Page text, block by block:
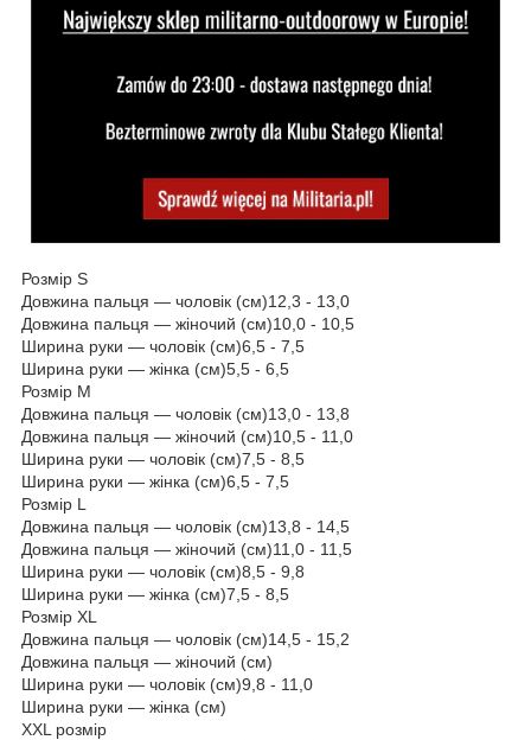
Розмір S
Довжина пальця — чоловік (см)12,3 - 13,0
Довжина пальця — жіночий (см)10,0 - 10,5
Ширина руки — чоловік (см)6,5 - 7,5
Ширина руки — жінка (см)5,5 - 6,5
Розмір М
Довжина пальця — чоловік (см)13,0 - 13,8
Довжина пальця — жіночий (см)10,5 - 11,0
Ширина руки — чоловік (см)7,5 - 8,5
Ширина руки — жінка (см)6,5 - 7,5
Розмір L
Довжина пальця — чоловік (см)13,8 - 14,5
Довжина пальця — жіночий (см)11,0 - 11,5
Ширина руки — чоловік (см)8,5 - 9,8
Ширина руки — жінка (см)7,5 - 8,5
Розмір XL
Довжина пальця — чоловік (см)14,5 - 15,2
Довжина пальця — жіночий (см)
Ширина руки — чоловік (см)9,8 - 11,0
Ширина руки — жінка (см)
XXL розмір